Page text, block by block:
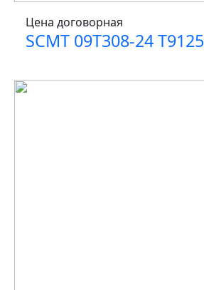
Цена договорная
SCMT 09T308-24 T9125